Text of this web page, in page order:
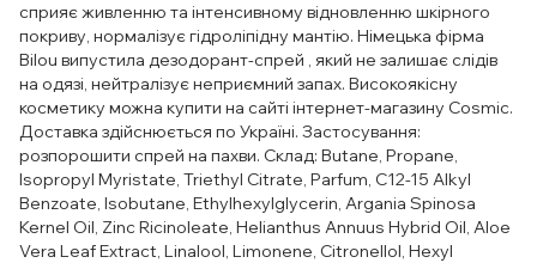
сприяє живленню та інтенсивному відновленню шкірного
покриву, нормалізує гідроліпідну мантію. Німецька фірма
Bilou випустила дезодорант-спрей , який не залишає слідів
на одязі, нейтралізує неприємний запах. Високоякісну
косметику можна купити на сайті інтернет-магазину Cosmic.
Доставка здійснюється по Україні. Застосування:
розпорошити спрей на пахви. Склад: Butane, Propane,
Isopropyl Myristate, Triethyl Citrate, Parfum, C12-15 Alkyl
Benzoate, Isobutane, Ethylhexylglycerin, Argania Spinosa
Kernel Oil, Zinc Ricinoleate, Helianthus Annuus Hybrid Oil, Aloe
Vera Leaf Extract, Linalool, Limonene, Citronellol, Hexyl